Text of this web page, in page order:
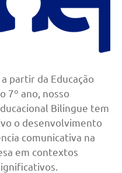
partir da Educação
7º ano, nosso
Bilingue tem
o desenvolvimento
comunicativa na
em contextos